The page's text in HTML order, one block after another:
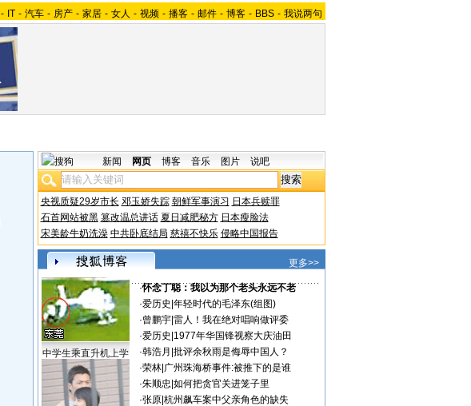
- IT - 汽车 - 房产 - 家居 - 女人 - 视频 - 播客 - 邮件 - 博客 - BBS - 我说两句
新闻 网页 博客 音乐 图片 说吧
央视质疑29岁市长 邓玉娇失踪 朝鲜军事演习 日本兵赎罪
石首网站被黑 篡改温总讲话 夏日减肥秘方 日本瘦脸法
宋美龄牛奶洗澡 中共卧底结局 慈禧不快乐 侵略中国报告
更多>>
中学生乘直升机上学
·怀念丁聪：我以为那个老头永远不老
·爱历史 年轻时代的毛泽东(组图)
·曾鹏宇| 雷人！我在绝对唱响做评委
·爱历史 1977年华国锋视察大庆油田
·韩浩月 批评余秋雨是侮辱中国人？
·荣林| 广州珠海桥事件:被推下的是谁
·朱顺忠 如何把贪官关进笼子里
·张原| 杭州飙车案中父亲角色的缺失